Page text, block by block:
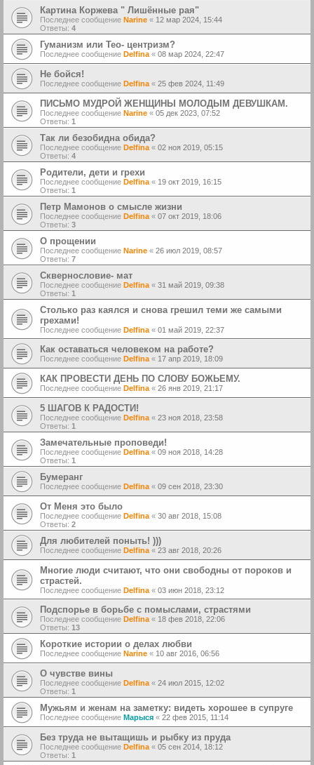
Картина Коржева " Лишённые рая"
Последнее сообщение Narine « 12 мар 2024, 15:44
Ответы: 4
Гуманизм или Тео- центризм?
Последнее сообщение Delfina « 08 мар 2024, 22:47
Не бойся!
Последнее сообщение Delfina « 25 фев 2024, 11:49
ПИСЬМО МУДРОЙ ЖЕНЩИНЫ МОЛОДЫМ ДЕВУШКАМ.
Последнее сообщение Narine « 05 дек 2023, 07:52
Ответы: 1
Так ли безобидна обида?
Последнее сообщение Delfina « 02 ноя 2019, 05:15
Ответы: 4
Родители, дети и грехи
Последнее сообщение Delfina « 19 окт 2019, 16:15
Ответы: 1
Петр Мамонов о смысле жизни
Последнее сообщение Delfina « 07 окт 2019, 18:06
Ответы: 3
О прощении
Последнее сообщение Narine « 26 июл 2019, 08:57
Ответы: 7
Сквернословие- мат
Последнее сообщение Delfina « 31 май 2019, 09:38
Ответы: 1
Столько раз каялся и снова грешил теми же самыми
грехами!
Последнее сообщение Delfina « 01 май 2019, 22:37
Как оставаться человеком на работе?
Последнее сообщение Delfina « 17 апр 2019, 18:09
КАК ПРОВЕСТИ ДЕНЬ ПО СЛОВУ БОЖЬЕМУ.
Последнее сообщение Delfina « 26 янв 2019, 21:17
5 ШАГОВ К РАДОСТИ!
Последнее сообщение Delfina « 23 ноя 2018, 23:58
Ответы: 1
Замечательные проповеди!
Последнее сообщение Delfina « 09 ноя 2018, 14:28
Ответы: 1
Бумеранг
Последнее сообщение Delfina « 09 сен 2018, 23:30
От Меня это было
Последнее сообщение Delfina « 30 авг 2018, 15:08
Ответы: 2
Для любителей поныть! )))
Последнее сообщение Delfina « 23 авг 2018, 20:26
Многие люди считают, что они свободны от пороков и
страстей.
Последнее сообщение Delfina « 03 июн 2018, 23:12
Подспорье в борьбе с помыслами, страстями
Последнее сообщение Delfina « 18 фев 2018, 22:06
Ответы: 13
Короткие истории о делах любви
Последнее сообщение Narine « 10 авг 2016, 06:56
О чувстве вины
Последнее сообщение Delfina « 24 июл 2015, 12:02
Ответы: 1
Мужьям и женам на заметку: видеть хорошее в супруге
Последнее сообщение Марыся « 22 фев 2015, 11:14
Без труда не вытащишь и рыбку из пруда
Последнее сообщение Delfina « 05 сен 2014, 18:12
Ответы: 1